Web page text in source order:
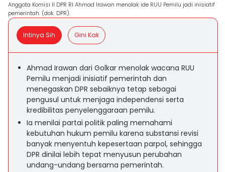
Anggota Komisi II DPR RI Ahmad Irawan menolak ide RUU Pemilu jadi inisiatif
pemerintah. (dok. DPR).
Intinya Sih Gini Kak
Ahmad Irawan dari Golkar menolak wacana RUU
Pemilu menjadi inisiatif pemerintah dan
menegaskan DPR sebaiknya tetap sebagai
pengusul untuk menjaga independensi serta
kredibilitas penyelenggaraan pemilu.
Ia menilai partai politik paling memahami
kebutuhan hukum pemilu karena substansi revisi
banyak menyentuh kepesertaan parpol, sehingga
DPR dinilai lebih tepat menyusun perubahan
undang-undang bersama pemerintah.